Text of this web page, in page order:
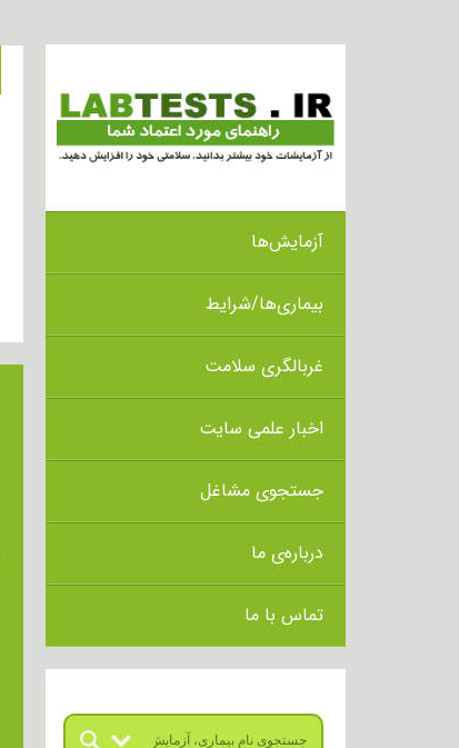
آزمایش‌ها
بیماری‌ها/شرایط
غربالگری سلامت
اخبار علمی سایت
جستجوی مشاغل
درباره‌ی ما
تماس با ما